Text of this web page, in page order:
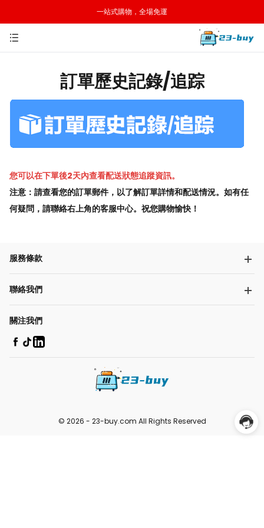
一站式購物，全場免運
訂單歷史記錄/追踪
您可以在下單後2天內查看配送狀態追蹤資訊。
注意：請查看您的訂單郵件，以了解訂單詳情和配送情況。如有任
何疑問，請聯絡右上角的客服中心。祝您購物愉快！
服務條款
聯絡我們
關注我們
© 2026 - 23-buy.com All Rights Reserved